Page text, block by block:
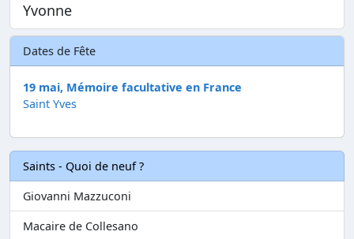
Yvonne
Dates de Fête
19 mai, Mémoire facultative en France
Saint Yves
Saints - Quoi de neuf ?
Giovanni Mazzuconi
Macaire de Collesano